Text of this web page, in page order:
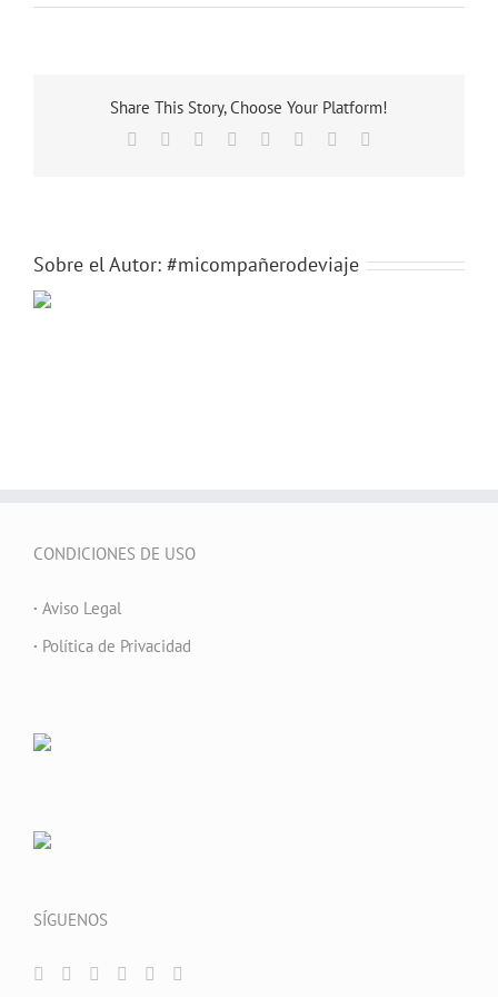
6
Share This Story, Choose Your Platform!
Facebook Reddit LinkedIn
TumblrPinterest
Sobre el Autor: #micompañerodeviaje
CONDICIONES DE USO
· Aviso Legal
· Política de Privacidad
SÍGUENOS